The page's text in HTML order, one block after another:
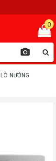
0
NƯỚNG